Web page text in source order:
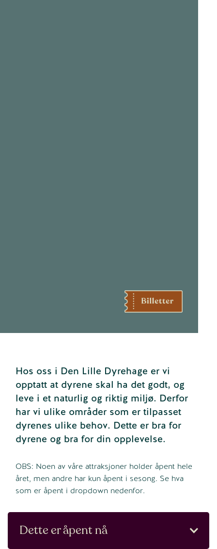
Hos oss i Den Lille Dyrehage er vi
opptatt at dyrene skal ha det godt, og
leve i et naturlig og riktig miljø. Derfor
har vi ulike områder som er tilpasset
dyrenes ulike behov. Dette er bra for
dyrene og bra for din opplevelse.
OBS: Noen av våre attraksjoner holder åpent hele
året, men andre har kun åpent i sesong. Se hva
som er åpent i dropdown nedenfor.
Dette er åpent nå